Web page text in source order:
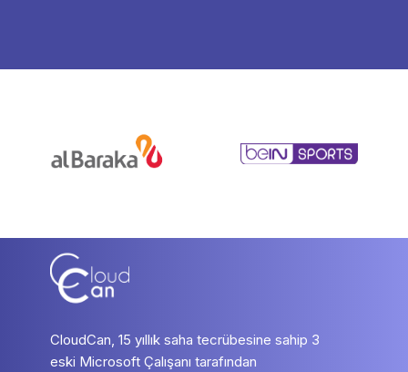
CloudCan, 15 yıllık saha tecrübesine sahip 3
eski Microsoft Çalışanı tarafından